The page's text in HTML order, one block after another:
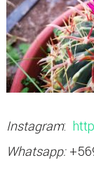
Instagram:
Whatsapp: